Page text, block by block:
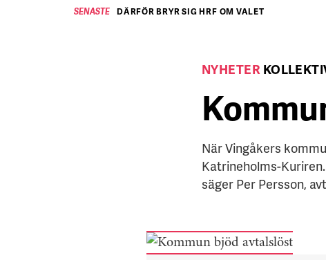
SENASTE DÄRFÖR BRYR SIG HRF OM VALET
NYHETER
När Vingåkers
Katrineholms-
säger Per Persson,